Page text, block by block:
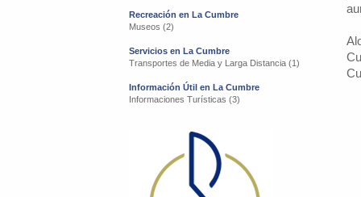
Recreación en La Cumbre
Museos (2)
Servicios en La Cumbre
Transportes de Media y Larga Distancia (1)
Información Útil en La Cumbre
Informaciones Turísticas (3)